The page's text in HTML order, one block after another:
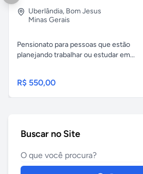
Uberlândia, Bom Jesus
Minas Gerais
Pensionato para pessoas que estão
planejando trabalhar ou estudar em...
R$ 550,00
Buscar no Site